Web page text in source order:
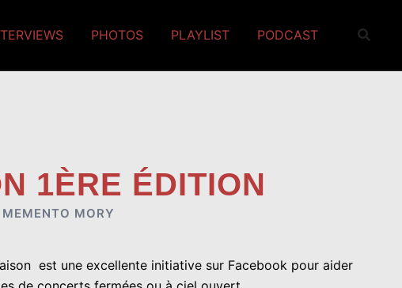
PHOTOS PLAYLIST PODCAST
1ÈRE ÉDITION
MORY
est une excellente initiative sur Facebook pour aider